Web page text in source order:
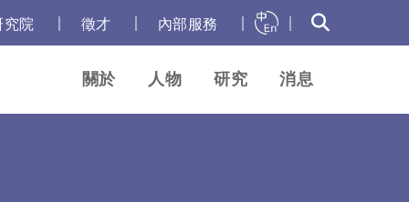
究院 徵才 內部服務
關於 人物 研究 消息